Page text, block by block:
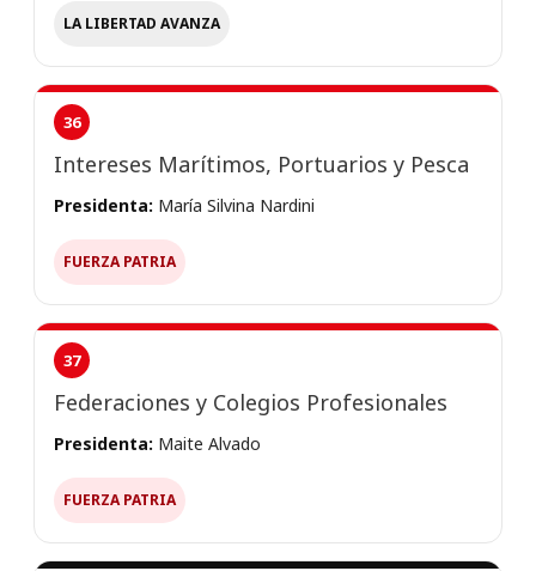
LA LIBERTAD AVANZA
36
Intereses Marítimos, Portuarios y Pesca
Presidenta: María Silvina Nardini
FUERZA PATRIA
37
Federaciones y Colegios Profesionales
Presidenta: Maite Alvado
FUERZA PATRIA